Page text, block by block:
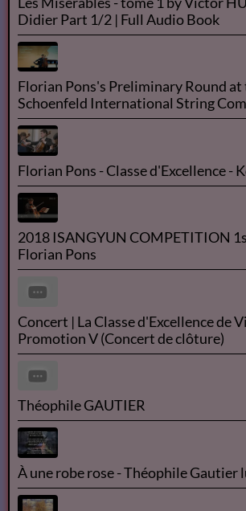
Didier Part 1/2 | Full Audio Book
Florian Pons's Preliminary Round at
Schoenfeld International String
Florian Pons - Classe d'Excellence -
2018 ISANGYUN COMPETITION
Florian Pons
Concert | La Classe d'Excellence de
Promotion V (Concert de clôture)
Théophile GAUTIER
À une robe rose - Théophile Gautier